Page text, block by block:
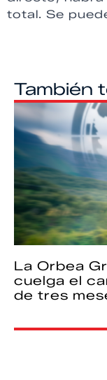
total. Se
También
La Orbea
cuelga el
de tres